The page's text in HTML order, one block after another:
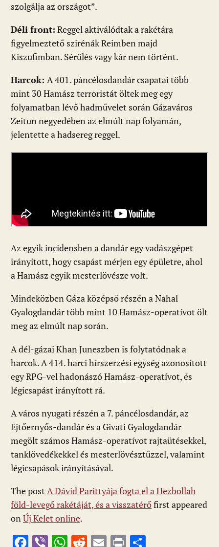
szolgálja az országot”.
Déli front: Reggel aktiválódtak a rakétára
figyelmeztető szirénák Reimben majd
Kiszufimban. Sérülés vagy kár nem történt.
Harcok: A 401. páncélosdandár csapatai több
mint 30 Hamász terroristát öltek meg egy
folyamatban lévő hadművelet során Gázaváros
Zeitun negyedében az elmúlt nap folyamán,
jelentette a hadsereg reggel.
Az egyik incidensben a dandár egy vadászgépet
irányított, hogy csapást mérjen egy épületre, ahol
a Hamász egyik mesterlövésze volt.
Mindeközben Gáza középső részén a Nahal
Gyalogdandár több mint 10 Hamász-operatívot ölt
meg az elmúlt nap során.
A dél-gázai Khan Juneszben is folytatódnak a
harcok. A 414. harci hírszerzési egység azonosított
egy RPG-vel hadonászó Hamász-operatívot, és
légicsapást irányított rá.
A város nyugati részén a 7. páncélosdandár, az
Ejtőernyős-dandár és a Givati Gyalogdandár
megölt számos Hamász-operatívot rajtaütésekkel,
tanklövedékekkel és mesterlövésztűzzel, valamint
légicsapások irányításával.
The post A Dávid Parittyája fogta el a Hezbollah
föld-levegő rakétáját, és a visszatérőfirst appeared
onÚj Kelet online.
F Vi W R E Pr